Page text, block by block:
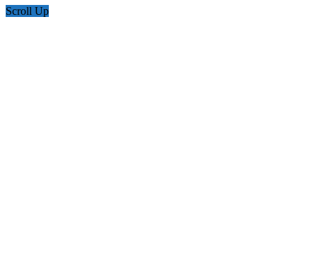
Scroll Up